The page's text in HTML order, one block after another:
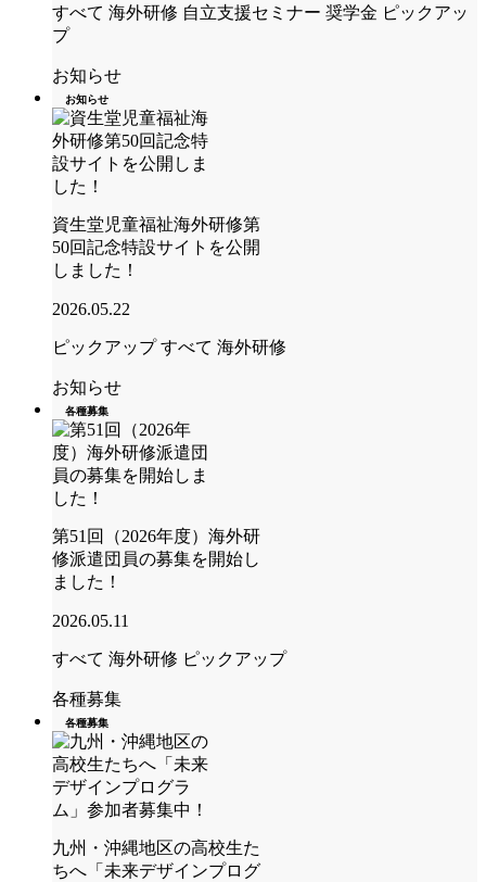
すべて 海外研修 自立支援セミナー 奨学金 ピックアッ
プ
お知らせ
お知らせ
資生堂児童福祉海外研修第
50回記念特設サイトを公開
しました！
2026.05.22
ピックアップ すべて 海外研修
お知らせ
各種募集
第51回（2026年度）海外研
修派遣団員の募集を開始し
ました！
2026.05.11
すべて 海外研修 ピックアップ
各種募集
各種募集
九州・沖縄地区の高校生た
ちへ「未来デザインプログ